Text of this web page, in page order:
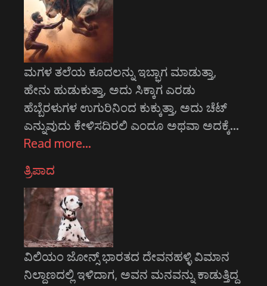
ಮಗಳ ತಲೆಯ ಕೂದಲನ್ನು ಇಬ್ಭಾಗ ಮಾಡುತ್ತಾ,
ಹೇನು ಹುಡುಕುತ್ತಾ, ಅದು ಸಿಕ್ಕಾಗ ಎರಡು
ಹೆಬ್ಬೆರಳುಗಳ ಉಗುರಿನಿಂದ ಕುಕ್ಕುತ್ತಾ, ಅದು ಚೆಟ್
ಎನ್ನುವುದು ಕೇಳಿಸದಿರಲಿ ಎಂದೂ ಅಥವಾ ಅದಕ್ಕೆ…
Read more…
ತ್ರಿಪಾದ
ವಿಲಿಯಂ ಜೋನ್ಸ್ ಭಾರತದ ದೇವನಹಳ್ಳಿ ವಿಮಾನ
ನಿಲ್ದಾಣದಲ್ಲಿ ಇಳಿದಾಗ, ಅವನ ಮನವನ್ನು ಕಾಡುತ್ತಿದ್ದ